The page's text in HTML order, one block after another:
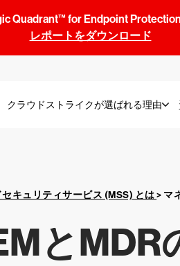
Quadrant™ for Endpoint
レポートをダウンロード
クラウドストライクが選ばれる理由
キュリティサービス (MSS) とは> マ
とMDR